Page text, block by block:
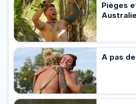
Pièges
Australie
A pas